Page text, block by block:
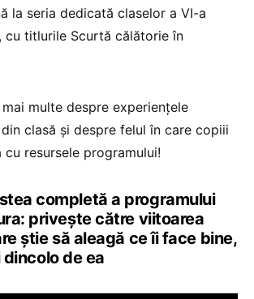
la seria dedicată claselor a VI-a
cu titlurile Scurtă călătorie în
mai multe despre experiențele
clasă și despre felul în care copiii
resursele programului!
completă a programului
privește către viitoarea
știe să aleagă ce îi face bine,
de ea